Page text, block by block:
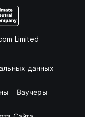
Limited
данных
Ваучеры